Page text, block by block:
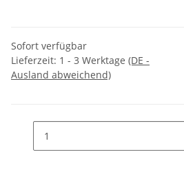
Sofort verfügbar
Lieferzeit: 1 - 3 Werktage (DE -
Ausland abweichend)